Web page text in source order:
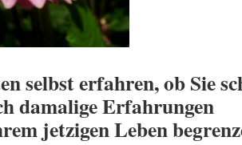
selbst erfahren, ob Sie
damalige Erfahrungen
jetzigen Leben